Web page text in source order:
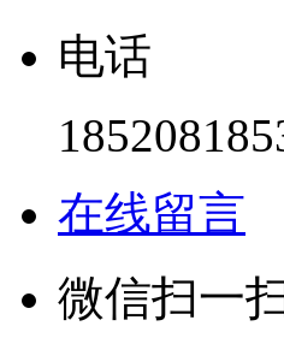
电话
在线留言
微信扫一